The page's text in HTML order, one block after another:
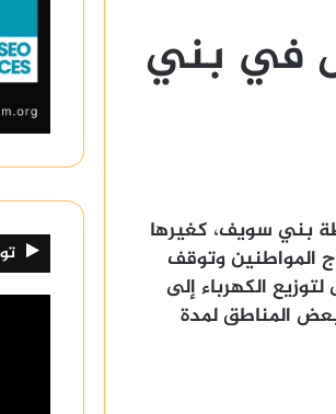
في بني
بني سويف، كغيرها
المواطنين وتوقف
الكهرباء إلى
المناطق لمدة